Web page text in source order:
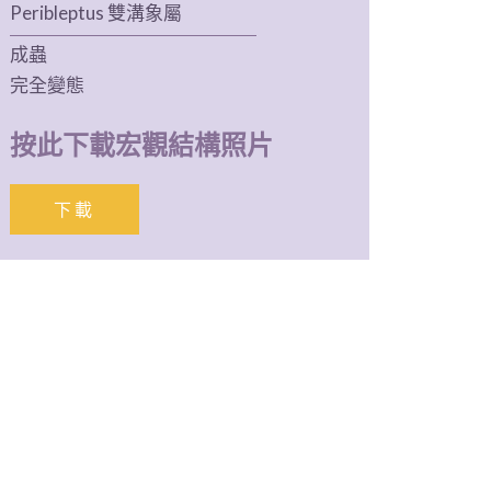
Peribleptus 雙溝象屬
成蟲
完全變態
按此下載宏觀結構照片
下載